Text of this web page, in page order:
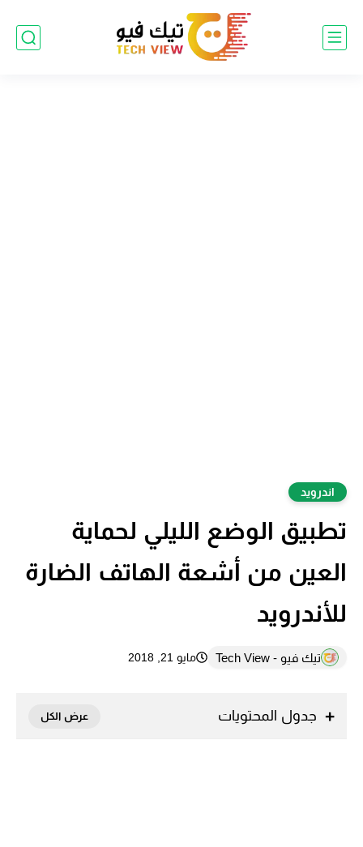
اندرويد
تطبيق الوضع الليلي لحماية
العين من أشعة الهاتف الضارة
للأندرويد
تيك فيو - Tech View مايو 21, 2018
جدول المحتويات